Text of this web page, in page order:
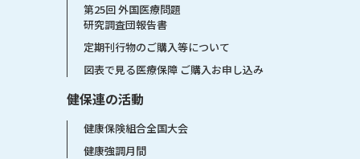
第25回 外国医療問題
研究調査団報告書
定期刊行物のご購入等について
図表で見る医療保障 ご購入お申し込み
健保連の活動
健康保険組合全国大会
健康強調月間